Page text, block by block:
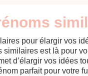
pour élargir vos
est là pour
d’élargir vos idées
parfait pour votre